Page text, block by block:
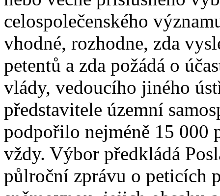
celospolečenského
vhodné, rozhodne, zda
petentů a zda požádá o
vlády, vedoucího jiného
představitele územní
podpořilo nejméně 15 000
vždy. Výbor předkládá
půlroční zprávu o peticích